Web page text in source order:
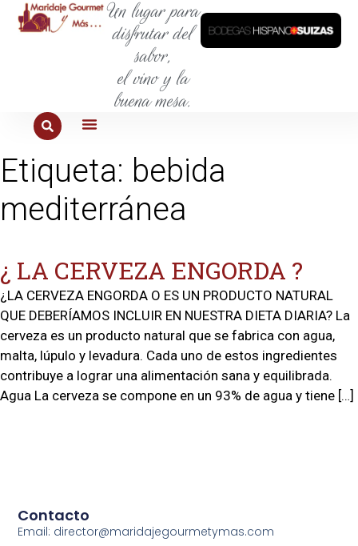
Un lugar para
disfrutar del
sabor,
el vino y la
buena mesa.
Etiqueta: bebida
mediterránea
¿ LA CERVEZA ENGORDA ?
¿LA CERVEZA ENGORDA O ES UN PRODUCTO NATURAL
QUE DEBERÍAMOS INCLUIR EN NUESTRA DIETA DIARIA? La
cerveza es un producto natural que se fabrica con agua,
malta, lúpulo y levadura. Cada uno de estos ingredientes
contribuye a lograr una alimentación sana y equilibrada.
Agua La cerveza se compone en un 93% de agua y tiene […]
Contacto
Email: director@maridajegourmetymas.com